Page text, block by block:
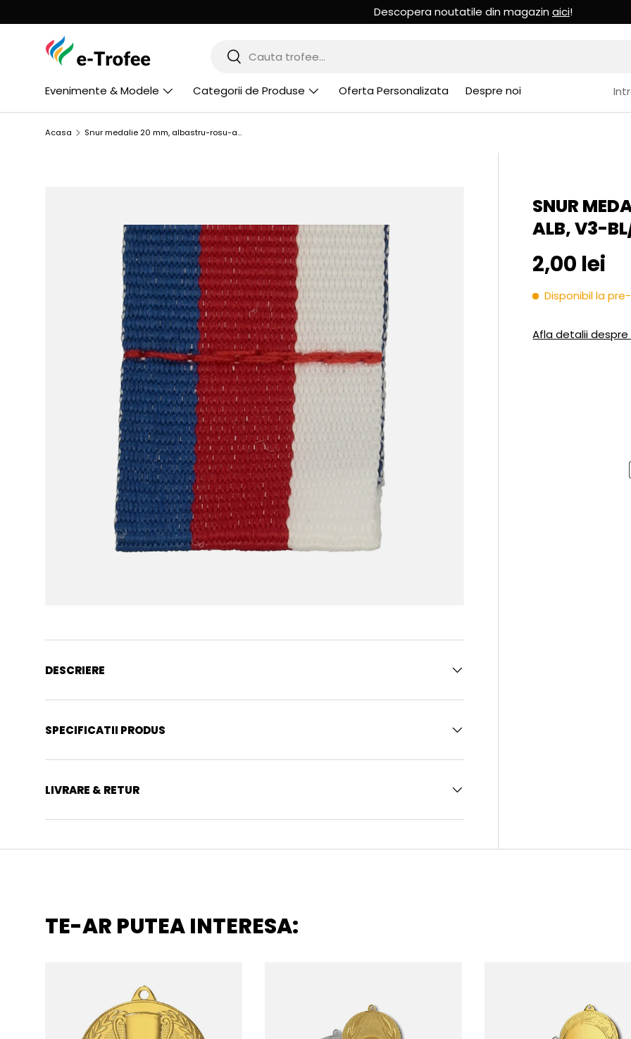
MERGI LA CONTINUT
Descopera noutatile din magazin aici!
Cauta
Cauta
Evenimente & Modele Categorii de Produse Oferta Personalizata Despre noi
Acasa Snur medalie 20 mm, albastru-rosu-alb, V3-BL/R/W
SNUR
ALB, V3-
Pret initial
2,00 lei
Disponibil la
Afla detalii
DESCRIERE
SPECIFICATII PRODUS
LIVRARE & RETUR
TE-AR PUTEA INTERESA: